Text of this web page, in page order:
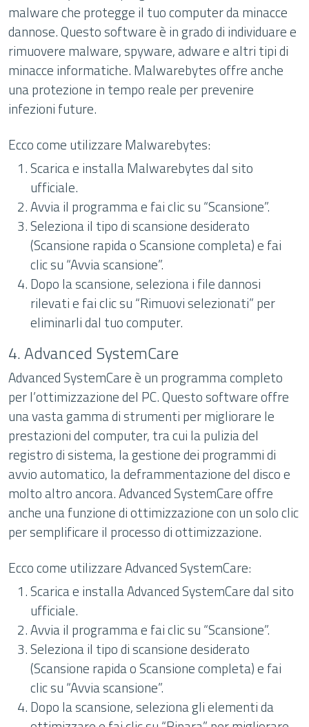
malware che protegge il tuo computer da minacce
dannose. Questo software è in grado di individuare e
rimuovere malware, spyware, adware e altri tipi di
minacce informatiche. Malwarebytes offre anche
una protezione in tempo reale per prevenire
infezioni future.
Ecco come utilizzare Malwarebytes:
Scarica e installa Malwarebytes dal sito
ufficiale.
Avvia il programma e fai clic su “Scansione”.
Seleziona il tipo di scansione desiderato
(Scansione rapida o Scansione completa) e fai
clic su “Avvia scansione”.
Dopo la scansione, seleziona i file dannosi
rilevati e fai clic su “Rimuovi selezionati” per
eliminarli dal tuo computer.
4. Advanced SystemCare
Advanced SystemCare è un programma completo
per l’ottimizzazione del PC. Questo software offre
una vasta gamma di strumenti per migliorare le
prestazioni del computer, tra cui la pulizia del
registro di sistema, la gestione dei programmi di
avvio automatico, la deframmentazione del disco e
molto altro ancora. Advanced SystemCare offre
anche una funzione di ottimizzazione con un solo clic
per semplificare il processo di ottimizzazione.
Ecco come utilizzare Advanced SystemCare:
Scarica e installa Advanced SystemCare dal sito
ufficiale.
Avvia il programma e fai clic su “Scansione”.
Seleziona il tipo di scansione desiderato
(Scansione rapida o Scansione completa) e fai
clic su “Avvia scansione”.
Dopo la scansione, seleziona gli elementi da